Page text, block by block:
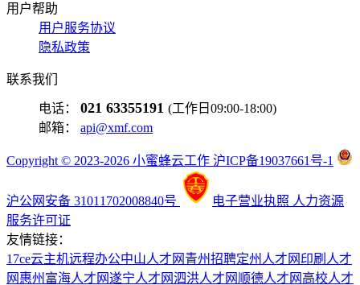
用户帮助
用户服务协议
隐私政策
联系我们
电话： 021 63355191 (工作日09:00-18:00)
邮箱： api@xmf.com
Copyright © 2023-2026 小蜜蜂云工作 沪ICP备19037661号-1
沪公网安备 31011702008840号 电子营业执照 人力资源
服务许可证
友情链接：
17ce云主机远程办公中山人才网 青州招聘定州人才网 印刷人才
网 惠州富海人才网遂宁人才网泗洪人才网 顺德人才网 高校人才